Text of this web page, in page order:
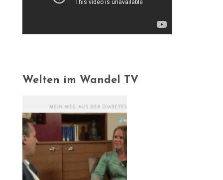
Welten im Wandel TV